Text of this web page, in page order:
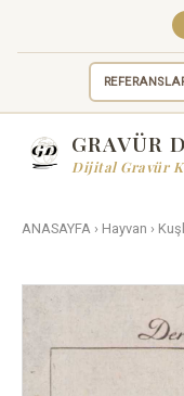
GRAVÜR
Dijital Gravür
ANASAYFA › Hayvan ›